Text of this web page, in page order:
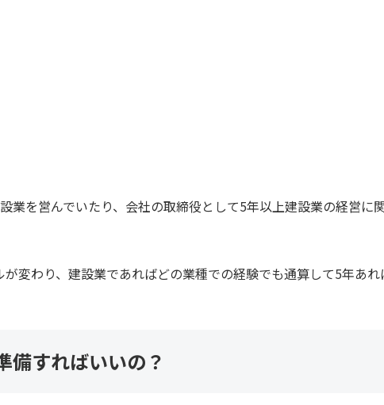
を営んでいたり、会社の取締役として5年以上建設業の経営に
変わり、建設業であればどの業種での経験でも通算して5年あれ
備すればいいの？